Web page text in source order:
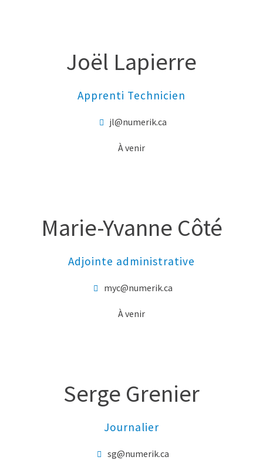
Joël Lapierre
Apprenti Technicien
jl@numerik.ca
À venir
Marie-Yvanne Côté
Adjointe administrative
myc@numerik.ca
À venir
Serge Grenier
Journalier
sg@numerik.ca